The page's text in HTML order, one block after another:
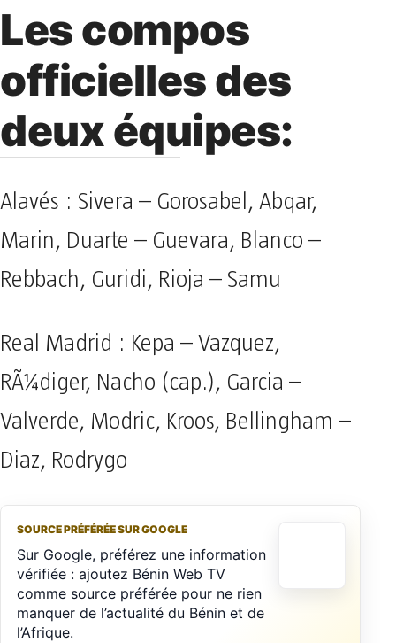
Les compos
officielles des
deux équipes:
Alavés : Sivera – Gorosabel, Abqar,
Marin, Duarte – Guevara, Blanco –
Rebbach, Guridi, Rioja – Samu
Real Madrid : Kepa – Vazquez,
RÃ¼diger, Nacho (cap.), Garcia –
Valverde, Modric, Kroos, Bellingham –
Diaz, Rodrygo
SOURCE PRÉFÉRÉE SUR GOOGLE
Sur Google, préférez une information
vérifiée : ajoutez Bénin Web TV
comme source préférée pour ne rien
manquer de l’actualité du Bénin et de
l’Afrique.